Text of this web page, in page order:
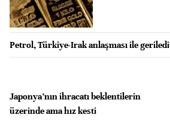
Petrol, Türkiye-Irak anlaşması ile geriledi
Japonya’nın ihracatı beklentilerin
üzerinde ama hız kesti